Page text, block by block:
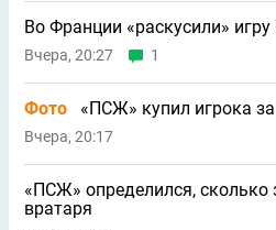
Во Франции «раскусили»
Вчера, 20:27 1
Фото «ПСЖ» купил игрока
Вчера, 20:17
«ПСЖ» определился, сколько
вратаря